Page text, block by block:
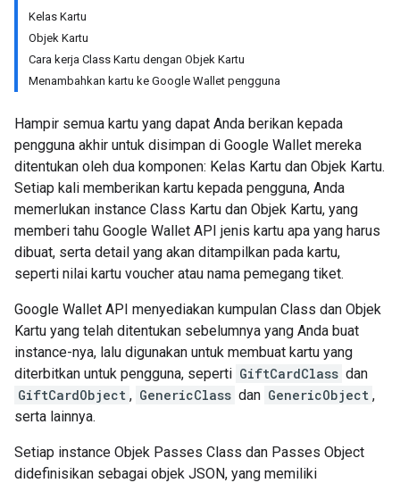
Kelas Kartu
Objek Kartu
Cara kerja Class Kartu dengan Objek Kartu
Menambahkan kartu ke Google Wallet pengguna
Hampir semua kartu yang dapat Anda berikan kepada
pengguna akhir untuk disimpan di Google Wallet mereka
ditentukan oleh dua komponen: Kelas Kartu dan Objek Kartu.
Setiap kali memberikan kartu kepada pengguna, Anda
memerlukan instance Class Kartu dan Objek Kartu, yang
memberi tahu Google Wallet API jenis kartu apa yang harus
dibuat, serta detail yang akan ditampilkan pada kartu,
seperti nilai kartu voucher atau nama pemegang tiket.
Google Wallet API menyediakan kumpulan Class dan Objek
Kartu yang telah ditentukan sebelumnya yang Anda buat
instance-nya, lalu digunakan untuk membuat kartu yang
diterbitkan untuk pengguna, seperti GiftCardClass dan
GiftCardObject , GenericClass dan GenericObject ,
serta lainnya.
Setiap instance Objek Passes Class dan Passes Object
didefinisikan sebagai objek JSON, yang memiliki